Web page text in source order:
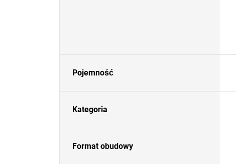
Pojemność
Kategoria
Format obudowy